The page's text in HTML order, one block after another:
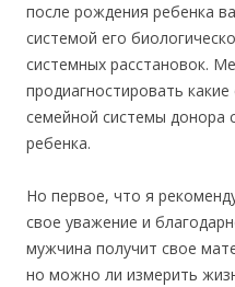
после рождения ребенка
системой его
системных расстановок.
продиагностировать
семейной системы донора
ребенка.
Но первое, что я
свое уважение и
мужчина получит свое
но можно ли измерить